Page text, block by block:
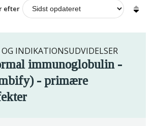
efter
INDIKATIONSUDVIDELSER
immunoglobulin -
- primære